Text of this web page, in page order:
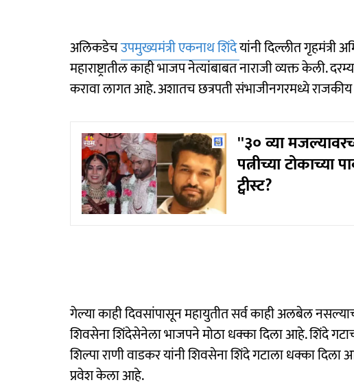
अलिकडेचउपमुख्यमंत्री एकनाथ शिंदेयांनी दिल्लीत गृहमंत्री
महाराष्ट्रातील काही भाजप नेत्यांबाबत नाराजी व्यक्त केली.
करावा लागत आहे. अशातच छत्रपती संभाजीनगरमध्ये
''३० व्या
पत्नीच्या टोकाच्या
ट्वीस्ट?
गेल्या काही दिवसांपासून महायुतीत सर्व काही अलबेल
शिवसेना शिंदेसेनेला भाजपने मोठा धक्का दिला आहे. शिंदे
शिल्पा राणी वाडकर यांनी शिवसेना शिंदे गटाला धक्का
प्रवेश केला आहे.